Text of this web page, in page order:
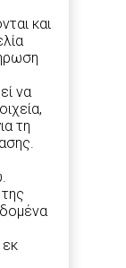
και
να
τη
εκ